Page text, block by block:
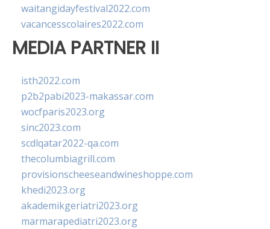
waitangidayfestival2022.com
vacancesscolaires2022.com
MEDIA PARTNER II
isth2022.com
p2b2pabi2023-makassar.com
wocfparis2023.org
sinc2023.com
scdlqatar2022-qa.com
thecolumbiagrill.com
provisionscheeseandwineshoppe.com
khedi2023.org
akademikgeriatri2023.org
marmarapediatri2023.org